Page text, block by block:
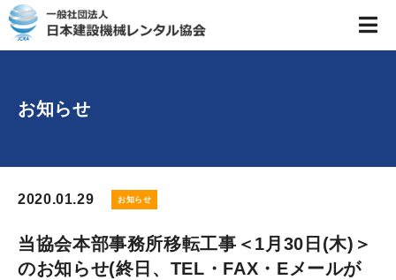
お知らせ
2020.01.29 お知らせ
当協会本部事務所移転工事＜1月30日(木)＞
のお知らせ(終日、TEL・FAX・Eメールが